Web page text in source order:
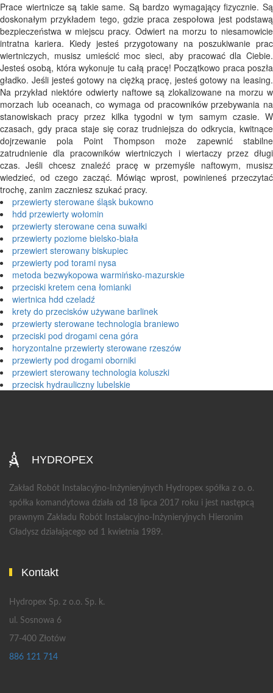
Prace wiertnicze są takie same. Są bardzo wymagający fizycznie. Są
doskonałym przykładem tego, gdzie praca zespołowa jest podstawą
bezpieczeństwa w miejscu pracy. Odwiert na morzu to niesamowicie
intratna kariera. Kiedy jesteś przygotowany na poszukiwanie prac
wiertniczych, musisz umieścić moc sieci, aby pracować dla Ciebie.
Jesteś osobą, która wykonuje tu całą pracę! Początkowo praca poszła
gładko. Jeśli jesteś gotowy na ciężką pracę, jesteś gotowy na leasing.
Na przykład niektóre odwierty naftowe są zlokalizowane na morzu w
morzach lub oceanach, co wymaga od pracowników przebywania na
stanowiskach pracy przez kilka tygodni w tym samym czasie. W
czasach, gdy praca staje się coraz trudniejsza do odkrycia, kwitnące
dojrzewanie pola Point Thompson może zapewnić stabilne
zatrudnienie dla pracowników wiertniczych i wiertaczy przez długi
czas. Jeśli chcesz znaleźć pracę w przemyśle naftowym, musisz
wiedzieć, od czego zacząć. Mówiąc wprost, powinieneś przeczytać
trochę, zanim zaczniesz szukać pracy.
przewierty sterowane śląsk bukowno
hdd przewierty wołomin
przewierty sterowane cena suwałki
przewierty poziome bielsko-biała
przewiert sterowany biskupiec
przewierty pod torami nysa
metoda bezwykopowa warmińsko-mazurskie
przeciski kretem cena łomianki
wiertnica hdd czeladź
krety do przecisków używane barlinek
przewierty sterowane technologia braniewo
przeciski pod drogami cena góra
horyzontalne przewierty sterowane rzeszów
przewierty pod drogami oborniki
przewiert sterowany technologia koluszki
przecisk hydrauliczny lubelskie
HYDROPEX
Zakład Robót Instalacyjno-Inżynieryjnych Hydropex spółka z o. o.
spółka komandytowa działa od 18 lipca 2017 roku i jest następcą
prawnym Zakładu Robót Instalacyjno-Inżynieryjnych Hieronim
Gładysz działającego od 1 kwietnia 1989.
Kontakt
Hydropex Sp. z o.o. Sp. k.
ul. Sosnowa 6
77-400 Złotów
886 121 714